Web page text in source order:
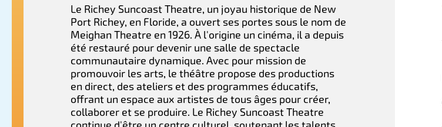
Le Richey Suncoast Theatre, un joyau historique de New
Port Richey, en Floride, a ouvert ses portes sous le nom de
Meighan Theatre en 1926. À l'origine un cinéma, il a depuis
été restauré pour devenir une salle de spectacle
communautaire dynamique. Avec pour mission de
promouvoir les arts, le théâtre propose des productions
en direct, des ateliers et des programmes éducatifs,
offrant un espace aux artistes de tous âges pour créer,
collaborer et se produire. Le Richey Suncoast Theatre